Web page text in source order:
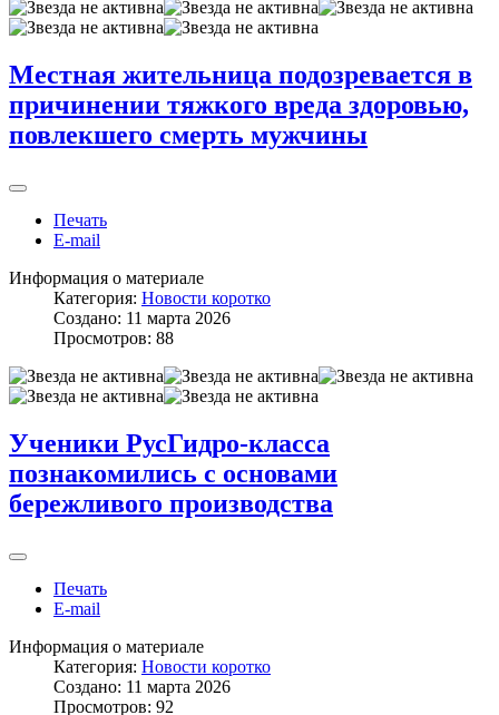
Местная жительница подозревается в
причинении тяжкого вреда здоровью,
повлекшего смерть мужчины
Печать
E-mail
Информация о материале
Категория: Новости коротко
Создано: 11 марта 2026
Просмотров: 88
Ученики РусГидро-класса
познакомились с основами
бережливого производства
Печать
E-mail
Информация о материале
Категория: Новости коротко
Создано: 11 марта 2026
Просмотров: 92